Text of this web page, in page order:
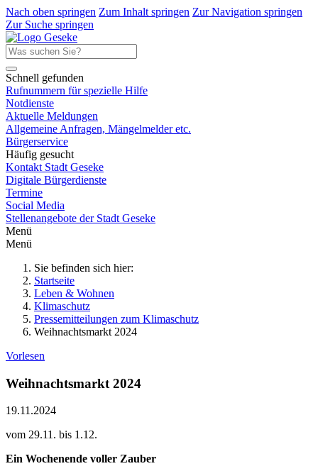
Nach oben springen Zum Inhalt springen Zur Navigation springen
Zur Suche springen
Schnell gefunden
Rufnummern für spezielle Hilfe
Notdienste
Aktuelle Meldungen
Allgemeine Anfragen, Mängelmelder etc.
Bürgerservice
Häufig gesucht
Kontakt Stadt Geseke
Digitale Bürgerdienste
Termine
Social Media
Stellenangebote der Stadt Geseke
Menü
Menü
Sie befinden sich hier:
Startseite
Leben & Wohnen
Klimaschutz
Pressemitteilungen zum Klimaschutz
Weihnachtsmarkt 2024
Vorlesen
Weihnachtsmarkt 2024
19.11.2024
vom 29.11. bis 1.12.
Ein Wochenende voller Zauber